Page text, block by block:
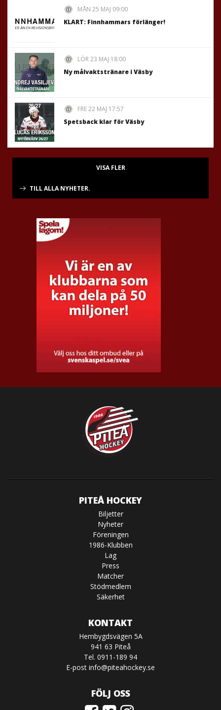
MÅN 25 MAJ 09:00
KLART: Finnhammars förlänger!
LÖR 23 MAJ 18:00
Ny målvaktstränare i Väsby
FRE 22 MAJ 17:57
Spetsback klar för Väsby
VISA FLER
TILL ALLA NYHETER.
PITEÅ HOCKEY
Biljetter
Nyheter
Föreningen
1986-Klubben
Lag
Press
Matcher
Stödmedlem
Säkerhet
KONTAKT
Hembygdsvägen 5A
941 63 Piteå
Tel. 0911-189 94
E-post info@piteahockey.se
FÖLJ OSS